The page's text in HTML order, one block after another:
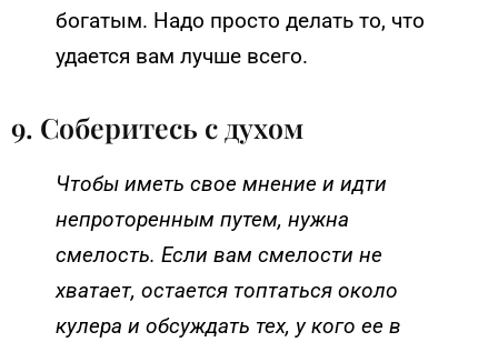
богатым. Надо просто делать то, что
удается вам лучше всего.
9. Соберитесь с духом
Чтобы иметь свое мнение и идти
непроторенным путем, нужна
смелость. Если вам смелости не
хватает, остается топтаться около
кулера и обсуждать тех, у кого ее в